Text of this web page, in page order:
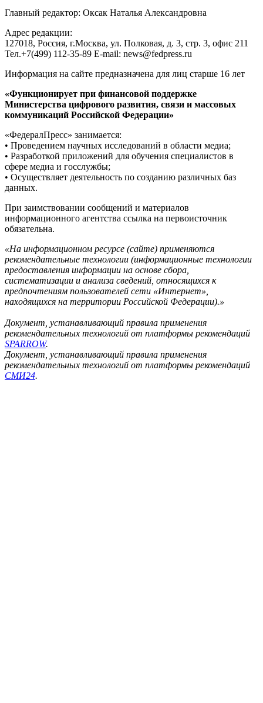
Главный редактор: Оксак Наталья Александровна
Адрес редакции:
127018, Россия, г.Москва, ул. Полковая, д. 3, стр. 3, офис 211
Тел.+7(499) 112-35-89 E-mail: news@fedpress.ru
Информация на сайте предназначена для лиц старше 16 лет
«Функционирует при финансовой поддержке
Министерства цифрового развития, связи и массовых
коммуникаций Российской Федерации»
«ФедералПресс» занимается:
• Проведением научных исследований в области медиа;
• Разработкой приложений для обучения специалистов в
сфере медиа и госслужбы;
• Осуществляет деятельность по созданию различных баз
данных.
При заимствовании сообщений и материалов
информационного агентства ссылка на первоисточник
обязательна.
«На информационном ресурсе (сайте) применяются
рекомендательные технологии (информационные технологии
предоставления информации на основе сбора,
систематизации и анализа сведений, относящихся к
предпочтениям пользователей сети «Интернет»,
находящихся на территории Российской Федерации).»
Документ, устанавливающий правила применения
рекомендательных технологий от платформы рекомендаций
SPARROW.
Документ, устанавливающий правила применения
рекомендательных технологий от платформы рекомендаций
СМИ24.